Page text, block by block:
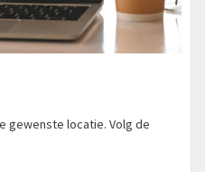
gewenste locatie. Volg de